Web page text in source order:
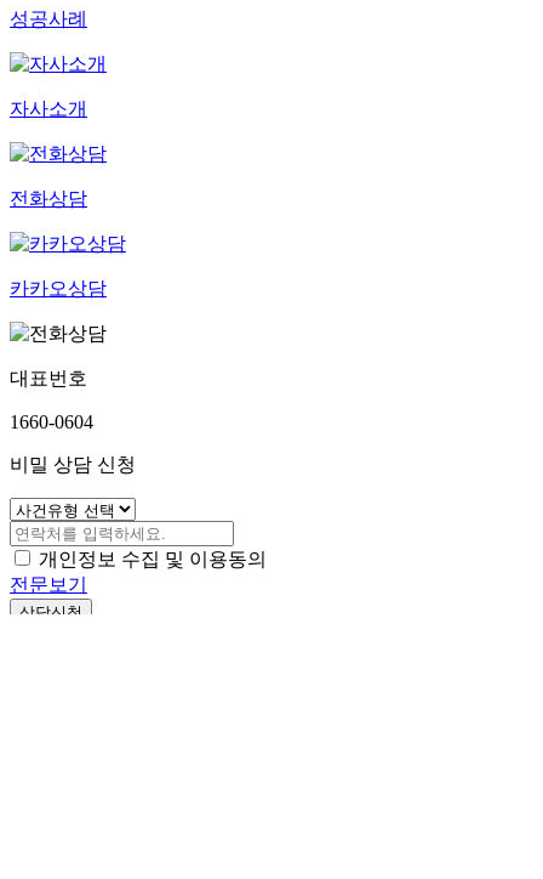
10층, 12층
사업자번호
307-81-52261
E-mail.
help@ahnpark.co.kr
Copyright ⓒ 2024 AHNPARK All rights reserved.
성공사례